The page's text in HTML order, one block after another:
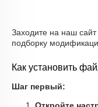
Заходите на наш
подборку
Как установить
Шаг первый: